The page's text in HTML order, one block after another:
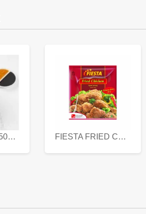
BAKSO URAT 500 GR FIESTA FRIED CHICKEN 500 GR